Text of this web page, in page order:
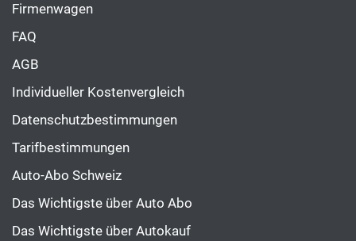
Firmenwagen
FAQ
AGB
Individueller Kostenvergleich
Datenschutzbestimmungen
Tarifbestimmungen
Auto-Abo Schweiz
Das Wichtigste über Auto Abo
Das Wichtigste über Autokauf